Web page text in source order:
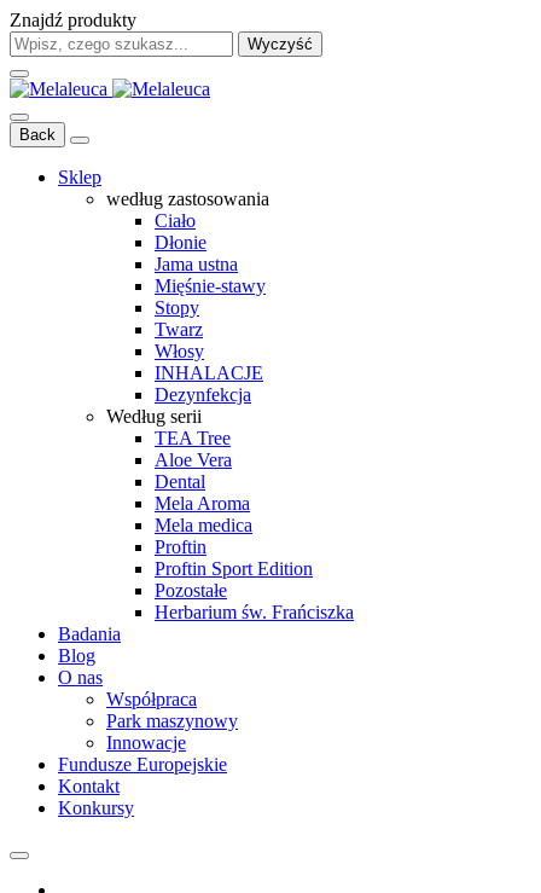
Znajdź produkty
Wyczyść
Back
Sklep
według zastosowania
Ciało
Dłonie
Jama ustna
Mięśnie-stawy
Stopy
Twarz
Włosy
INHALACJE
Dezynfekcja
Według serii
TEA Tree
Aloe Vera
Dental
Mela Aroma
Mela medica
Proftin
Proftin Sport Edition
Pozostałe
Herbarium św. Frańciszka
Badania
Blog
O nas
Współpraca
Park maszynowy
Innowacje
Fundusze Europejskie
Kontakt
Konkursy